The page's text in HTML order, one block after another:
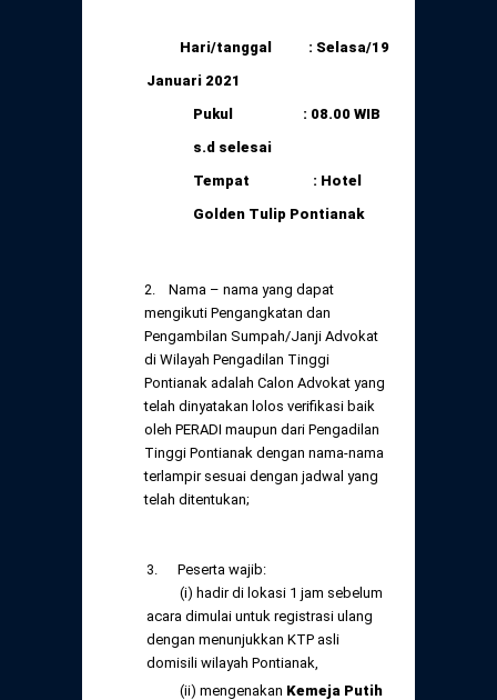
Hari/tanggal : Selasa/19
Januari 2021
Pukul : 08.00 WIB
s.d selesai
Tempat : Hotel
Golden Tulip Pontianak
2. Nama – nama yang dapat
mengikuti Pengangkatan dan
Pengambilan Sumpah/Janji Advokat
di Wilayah Pengadilan Tinggi
Pontianak adalah Calon Advokat yang
telah dinyatakan lolos verifikasi baik
oleh PERADI maupun dari Pengadilan
Tinggi Pontianak dengan nama-nama
terlampir sesuai dengan jadwal yang
telah ditentukan;
3. Peserta wajib:
(i) hadir di lokasi 1 jam sebelum
acara dimulai untuk registrasi ulang
dengan menunjukkan KTP asli
domisili wilayah Pontianak,
(ii) mengenakan Kemeja Putih